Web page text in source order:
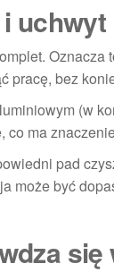
pracę, bez
(w
ma
pad
może być